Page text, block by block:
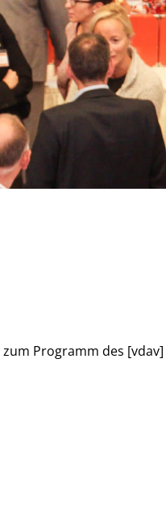
zum Programm des